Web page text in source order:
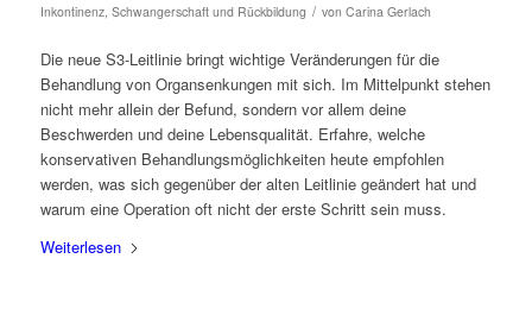
Inkontinenz, Schwangerschaft und Rückbildung / von Carina Gerlach
Die neue S3-Leitlinie bringt wichtige Veränderungen für die
Behandlung von Organsenkungen mit sich. Im Mittelpunkt stehen
nicht mehr allein der Befund, sondern vor allem deine
Beschwerden und deine Lebensqualität. Erfahre, welche
konservativen Behandlungsmöglichkeiten heute empfohlen
werden, was sich gegenüber der alten Leitlinie geändert hat und
warum eine Operation oft nicht der erste Schritt sein muss.
Weiterlesen